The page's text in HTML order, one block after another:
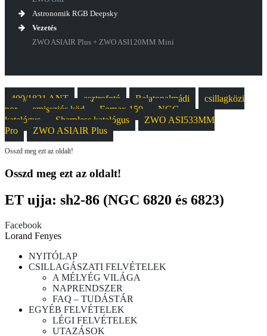
Astronomik RGB Deepsky
Vezetés
ZWO ASIAIR Plus + ZWO ASI120MM Mini
400/1821 ANT asztrofotó Balatonalmádi
csillagközi
por
emissziós köd Fornax 150
NGC
katalógus
Sharpless katalógus
ZWO ASI533MM
Pro
ZWO ASIAIR Plus
Osszd meg ezt az oldalt!
Osszd meg ezt az oldalt!
ET ujja: sh2-86 (NGC 6820 és 6823)
Facebook
Lorand Fenyes
NYITÓLAP
CSILLAGÁSZATI FELVÉTELEK
A MÉLYÉG VILÁGA
NAPRENDSZER
FAQ – TUDÁSTÁR
EGYÉB FELVÉTELEK
LÉGI FELVÉTELEK
UTAZÁSOK